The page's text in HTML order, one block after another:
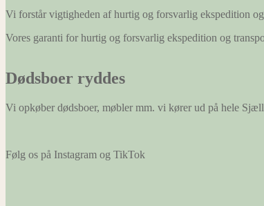
Vi forstår vigtigheden af hurtig og forsvarlig ekspedition
Vores garanti for hurtig og forsvarlig ekspedition og
Dødsboer ryddes
Vi opkøber dødsboer, møbler mm. vi kører ud på hele
Følg os på Instagram og TikTok